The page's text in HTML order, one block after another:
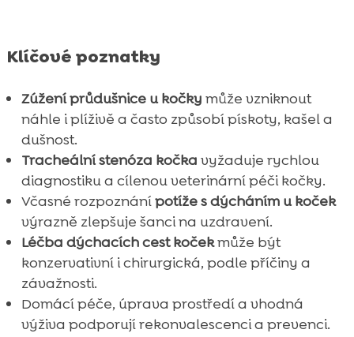
 Rekonvalescence po zákroku a
 Náklady na léčbu a pojištění mazlíčků v ČR
 Závěr
FAQ
Klíčové poznatky
Zúžení průdušnice u kočky může vzniknout
náhle i plíživě a často způsobí pískoty, kašel a
dušnost.
Tracheální stenóza kočka vyžaduje rychlou
diagnostiku a cílenou veterinární péči kočky.
Včasné rozpoznánípotíže s dýcháním u koček
výrazně zlepšuje šanci na uzdravení.
Léčba dýchacích cest kočekmůže být
konzervativní i chirurgická, podle příčiny a
závažnosti.
Domácí péče, úprava prostředí a vhodná
výživa podporují rekonvalescenci a prevenci.